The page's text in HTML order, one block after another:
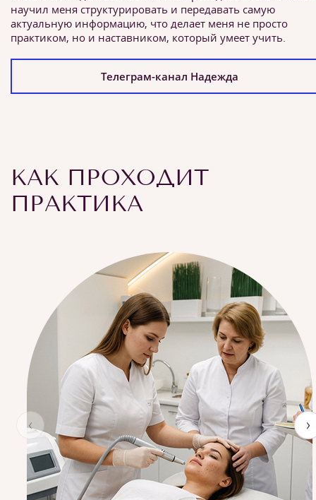
научил меня структурировать и передавать самую
актуальную информацию, что делает меня не просто
практиком, но и наставником, который умеет учить.
Телеграм-канал Надежда
КАК ПРОХОДИТ
ПРАКТИКА
‹ ›